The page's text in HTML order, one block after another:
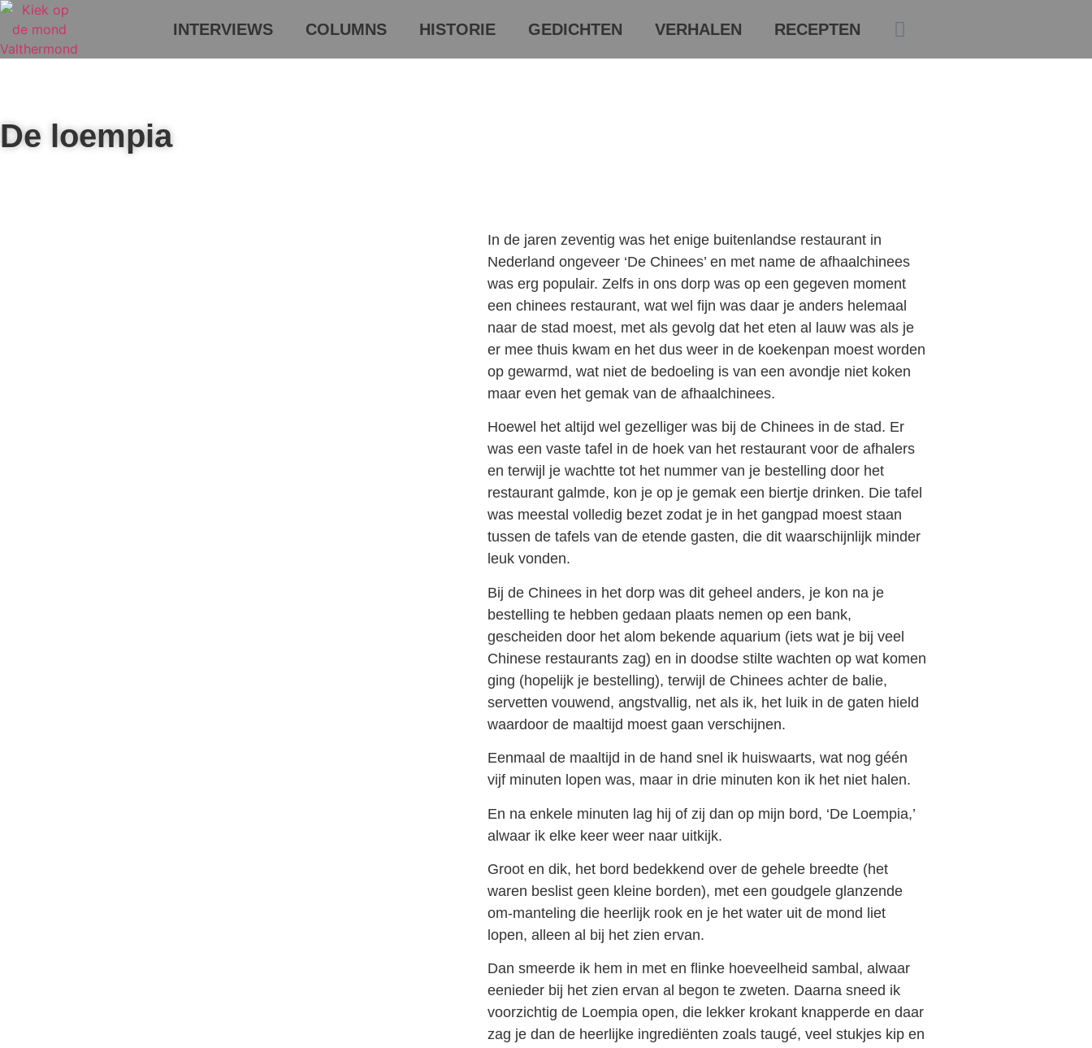
INTERVIEWS COLUMNS HISTORIE GEDICHTEN VERHALEN RECEPTEN
De loempia
In de jaren zeventig was het enige buitenlandse restaurant in
Nederland ongeveer ‘De Chinees’ en met name de afhaalchinees
was erg populair. Zelfs in ons dorp was op een gegeven moment
een chinees restaurant, wat wel fijn was daar je anders helemaal
naar de stad moest, met als gevolg dat het eten al lauw was als je
er mee thuis kwam en het dus weer in de koekenpan moest worden
op gewarmd, wat niet de bedoeling is van een avondje niet koken
maar even het gemak van de afhaalchinees.
Hoewel het altijd wel gezelliger was bij de Chinees in de stad. Er
was een vaste tafel in de hoek van het restaurant voor de afhalers
en terwijl je wachtte tot het nummer van je bestelling door het
restaurant galmde, kon je op je gemak een biertje drinken. Die tafel
was meestal volledig bezet zodat je in het gangpad moest staan
tussen de tafels van de etende gasten, die dit waarschijnlijk minder
leuk vonden.
Bij de Chinees in het dorp was dit geheel anders, je kon na je
bestelling te hebben gedaan plaats nemen op een bank,
gescheiden door het alom bekende aquarium (iets wat je bij veel
Chinese restaurants zag) en in doodse stilte wachten op wat komen
ging (hopelijk je bestelling), terwijl de Chinees achter de balie,
servetten vouwend, angstvallig, net als ik, het luik in de gaten hield
waardoor de maaltijd moest gaan verschijnen.
Eenmaal de maaltijd in de hand snel ik huiswaarts, wat nog géén
vijf minuten lopen was, maar in drie minuten kon ik het niet halen.
En na enkele minuten lag hij of zij dan op mijn bord, ‘De Loempia,’
alwaar ik elke keer weer naar uitkijk.
Groot en dik, het bord bedekkend over de gehele breedte (het
waren beslist geen kleine borden), met een goudgele glanzende
om-manteling die heerlijk rook en je het water uit de mond liet
lopen, alleen al bij het zien ervan.
Dan smeerde ik hem in met en flinke hoeveelheid sambal, alwaar
eenieder bij het zien ervan al begon te zweten. Daarna sneed ik
voorzichtig de Loempia open, die lekker krokant knapperde en daar
zag je dan de heerlijke ingrediënten zoals taugé, veel stukjes kip en